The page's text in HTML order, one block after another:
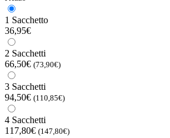
1 Sacchetto
36,95€
2 Sacchetti
66,50€ (73,90€)
3 Sacchetti
94,50€ (110,85€)
4 Sacchetti
117,80€ (147,80€)